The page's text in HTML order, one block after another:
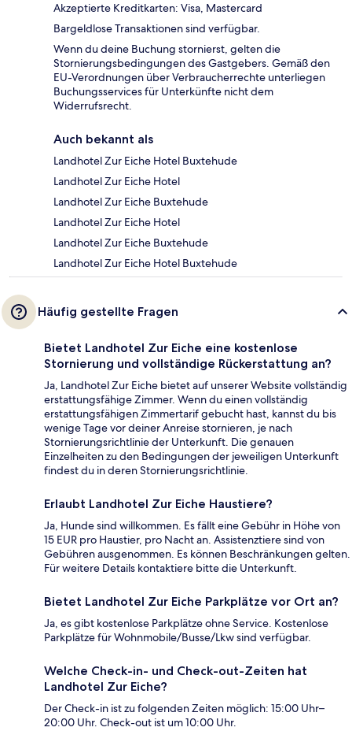
Akzeptierte Kreditkarten: Visa, Mastercard
Bargeldlose Transaktionen sind verfügbar.
Wenn du deine Buchung stornierst, gelten die
Stornierungsbedingungen des Gastgebers. Gemäß den
EU-Verordnungen über Verbraucherrechte unterliegen
Buchungsservices für Unterkünfte nicht dem
Widerrufsrecht.
Auch bekannt als
Landhotel Zur Eiche Hotel Buxtehude
Landhotel Zur Eiche Hotel
Landhotel Zur Eiche Buxtehude
Landhotel Zur Eiche Hotel
Landhotel Zur Eiche Buxtehude
Landhotel Zur Eiche Hotel Buxtehude
Häufig gestellte Fragen
Bietet Landhotel Zur Eiche eine kostenlose
Stornierung und vollständige Rückerstattung an?
Ja, Landhotel Zur Eiche bietet auf unserer Website vollständig
erstattungsfähige Zimmer. Wenn du einen vollständig
erstattungsfähigen Zimmertarif gebucht hast, kannst du bis
wenige Tage vor deiner Anreise stornieren, je nach
Stornierungsrichtlinie der Unterkunft. Die genauen
Einzelheiten zu den Bedingungen der jeweiligen Unterkunft
findest du in deren Stornierungsrichtlinie.
Erlaubt Landhotel Zur Eiche Haustiere?
Ja, Hunde sind willkommen. Es fällt eine Gebühr in Höhe von
15 EUR pro Haustier, pro Nacht an. Assistenztiere sind von
Gebühren ausgenommen. Es können Beschränkungen gelten.
Für weitere Details kontaktiere bitte die Unterkunft.
Bietet Landhotel Zur Eiche Parkplätze vor Ort an?
Ja, es gibt kostenlose Parkplätze ohne Service. Kostenlose
Parkplätze für Wohnmobile/Busse/Lkw sind verfügbar.
Welche Check-in- und Check-out-Zeiten hat
Landhotel Zur Eiche?
Der Check-in ist zu folgenden Zeiten möglich: 15:00 Uhr–
20:00 Uhr. Check-out ist um 10:00 Uhr.